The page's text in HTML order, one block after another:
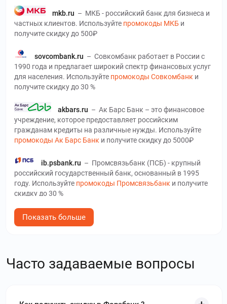
mkb.ru – МКБ - российский банк для бизнеса и
частных клиентов. Используйте промокоды МКБ и
получите скидку до 500₽
sovcombank.ru – Совкомбанк работает в России с
1990 года и предлагает широкий спектр финансовых услуг
для населения. Используйте промокоды Совкомбанк и
получите скидку до 30 %
akbars.ru – Ак Барс Банк – это финансовое
учреждение, которое предоставляет российским
гражданам кредиты на различные нужды. Используйте
промокоды Ак Барс Банк и получите скидку до 5000₽
ib.psbank.ru – Промсвязьбанк (ПСБ) - крупный
российский государственный банк, основанный в 1995
году. Используйте промокоды Промсвязьбанк и получите
скидку до 30 %
mtsdengi.ru
российский финансовый сервис от оператора МТС,
finuslugi.ru–Финуслуги – российская
бизнес-финансами. Используйтепромокоды Финуслуги и
Показать больше
Часто задаваемые вопросы